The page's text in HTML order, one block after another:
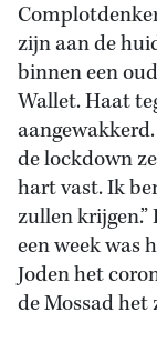
zijn aan de
binnen een
Wallet. Haat
de lockdown
hart vast. Ik
zullen
een week was
Joden het
de Mossad het